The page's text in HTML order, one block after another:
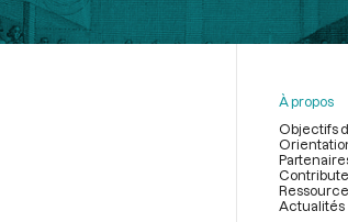
À propos
Objectifs
Actualités